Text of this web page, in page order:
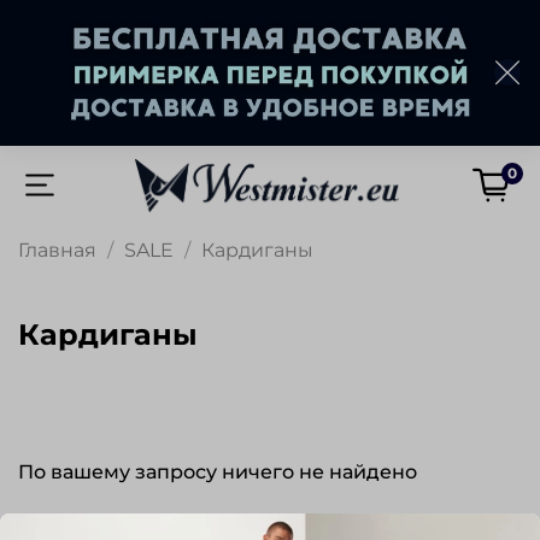
0
Главная SALE Кардиганы
Кардиганы
По вашему запросу ничего не найдено